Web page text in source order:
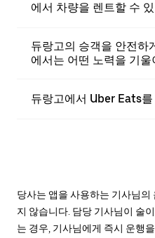
에서 차량을 렌트할 수
듀랑고의 승객을 안전하
에서는 어떤 노력을 기
듀랑고에서 Uber Eats
당사는 앱을 사용하는 기사님
지 않습니다. 담당 기사님이 술
는 경우, 기사님에게 즉시 운행